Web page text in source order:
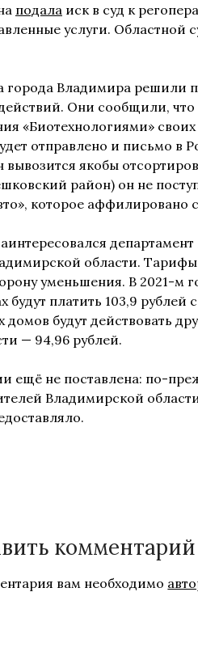
подала иск в суд к
услуги. Областной
города Владимира решили
Они сообщили, что
«Биотехнологиями» своих
отправлено и письмо в
вывозится якобы
район) он не
которое аффилировано
департамент
области.
уменьшения. В 2021-м
платить 103,9 рублей
домов будут действовать
— 94,96 рублей.
ещё не поставлена: по-
Владимирской
комментарий
вам необходимо